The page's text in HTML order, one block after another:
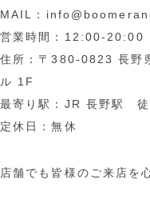
MAIL：
営業時間：12:00-20:00
住所：〒380-0823 長野
ル 1F
最寄り駅：JR 長野駅
定休日：無休
店舗でも皆様のご来店を